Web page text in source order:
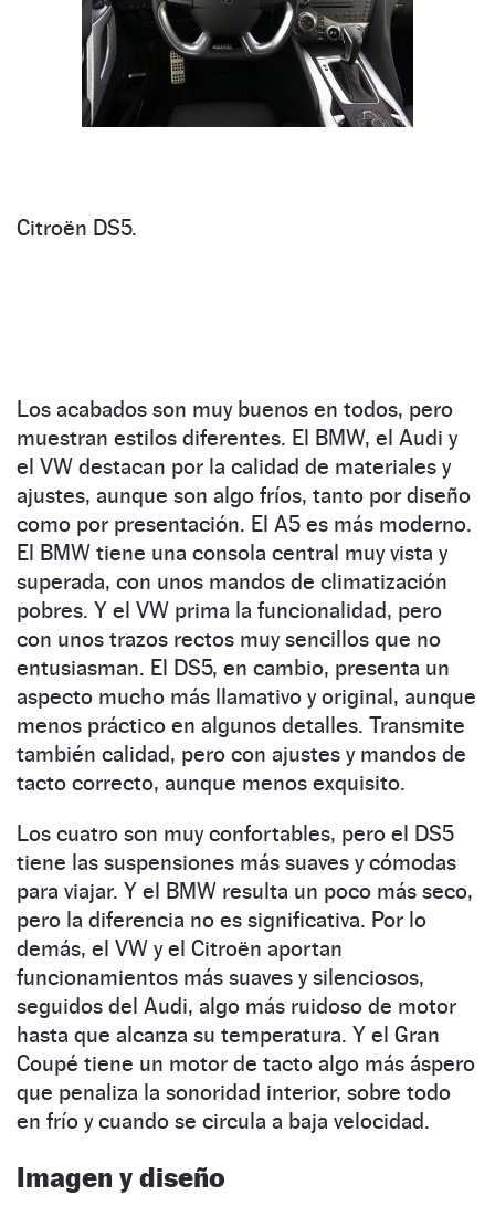
Citroën DS5.
Los acabados son muy buenos en todos, pero
muestran estilos diferentes. El BMW, el Audi y
el VW destacan por la calidad de materiales y
ajustes, aunque son algo fríos, tanto por diseño
como por presentación. El A5 es más moderno.
El BMW tiene una consola central muy vista y
superada, con unos mandos de climatización
pobres. Y el VW prima la funcionalidad, pero
con unos trazos rectos muy sencillos que no
entusiasman. El DS5, en cambio, presenta un
aspecto mucho más llamativo y original, aunque
menos práctico en algunos detalles. Transmite
también calidad, pero con ajustes y mandos de
tacto correcto, aunque menos exquisito.
Los cuatro son muy confortables, pero el DS5
tiene las suspensiones más suaves y cómodas
para viajar. Y el BMW resulta un poco más seco,
pero la diferencia no es significativa. Por lo
demás, el VW y el Citroën aportan
funcionamientos más suaves y silenciosos,
seguidos del Audi, algo más ruidoso de motor
hasta que alcanza su temperatura. Y el Gran
Coupé tiene un motor de tacto algo más áspero
que penaliza la sonoridad interior, sobre todo
en frío y cuando se circula a baja velocidad.
Imagen y diseño